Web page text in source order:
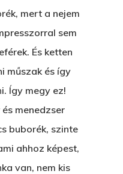
mert a nejem
sem
És ketten
műszak és így
Így megy ez!
menedzser
buborék, szinte
ahhoz képest,
van, nem kis